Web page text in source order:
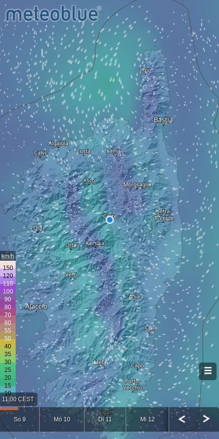
11:00 CEST
So 9 Mo 10 Di 11 Mi 12
km/h